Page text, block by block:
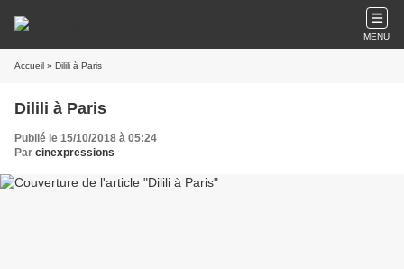
MENU
Accueil » Dilili à Paris
Dilili à Paris
Publié le 15/10/2018 à 05:24
Par cinexpressions